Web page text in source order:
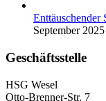
Enttäuschender
September
Geschäftsstelle
HSG Wesel
Otto-Brenner-Str. 7